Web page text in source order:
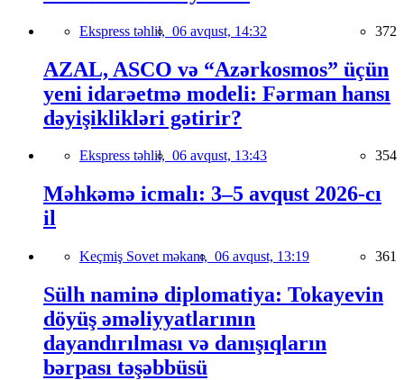
Ekspress təhlil, 06 avqust, 14:32 372
AZAL, ASCO və “Azərkosmos” üçün
yeni idarəetmə modeli: Fərman hansı
dəyişiklikləri gətirir?
Ekspress təhlil, 06 avqust, 13:43 354
Məhkəmə icmalı: 3–5 avqust 2026-cı
il
Keçmiş Sovet məkanı, 06 avqust, 13:19 361
Sülh naminə diplomatiya: Tokayevin
döyüş əməliyyatlarının
dayandırılması və danışıqların
bərpası təşəbbüsü